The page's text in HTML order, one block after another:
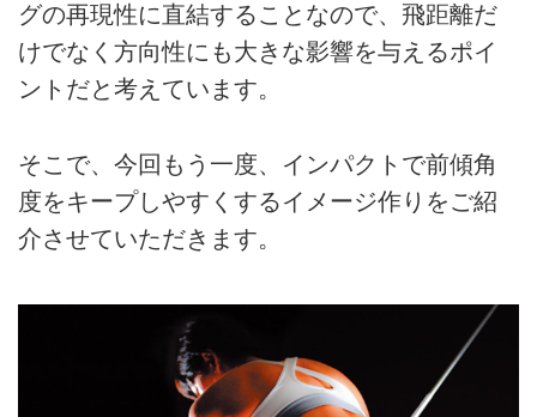
グの再現性に直結することなので、飛距離だ
けでなく方向性にも大きな影響を与えるポイ
ントだと考えています。
そこで、今回もう一度、インパクトで前傾角
度をキープしやすくするイメージ作りをご紹
介させていただきます。